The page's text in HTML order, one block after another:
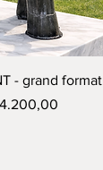
rápida
- grand format